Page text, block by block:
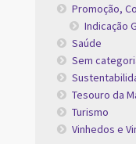
Promoção,
Indicação
Saúde
Sem
Tesouro da
Turismo
Vinhedos e